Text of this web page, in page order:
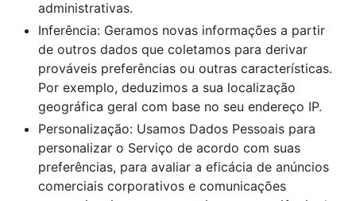
administrativas.
Inferência: Geramos novas informações a partir
de outros dados que coletamos para derivar
prováveis preferências ou outras características.
Por exemplo, deduzimos a sua localização
geográfica geral com base no seu endereço IP.
Personalização: Usamos Dados Pessoais para
personalizar o Serviço de acordo com suas
preferências, para avaliar a eficácia de anúncios
comerciais corporativos e comunicações